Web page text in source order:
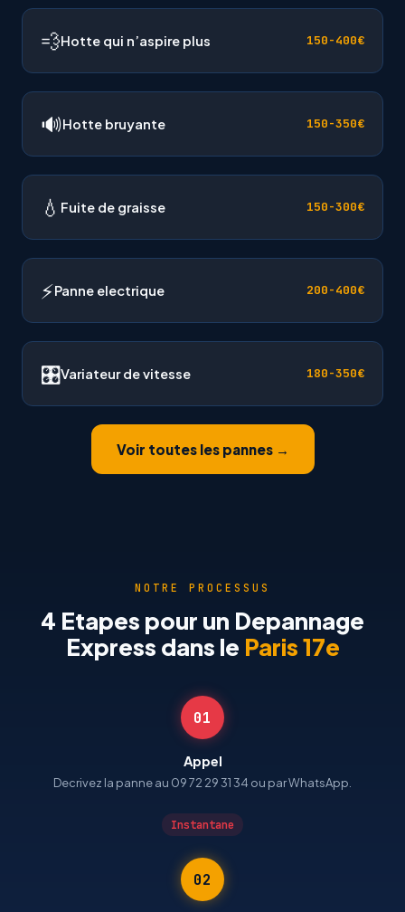
💨Hotte qui n’aspire plus 150-400€
🔊Hotte bruyante 150-350€
💧 Fuite de graisse 150-300€
⚡Panne electrique 200-400€
🎛Variateur de vitesse 180-350€
Voir toutes les pannes →
NOTRE PROCESSUS
4 Etapes pour un Depannage
Express dans le Paris 17e
01
Appel
Decrivez la panne au 09 72 29 31 34 ou par WhatsApp.
Instantane
02